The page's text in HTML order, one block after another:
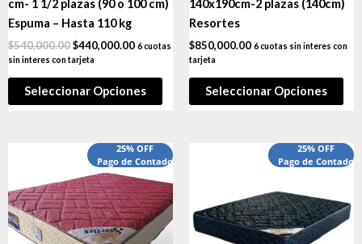
cm- 1 1/2 plazas (90 o 100 cm)
Espuma – Hasta 110 kg
$540,000.00$440,000.00 6 cuotas
sin interes con tarjeta
Seleccionar Opciones
140x190cm-2 plazas (140cm)
Resortes
$850,000.00 6 cuotas sin interes con
tarjeta
Seleccionar Opciones
25% OFF
Pago de Contado
25% OFF
Pago de Contado